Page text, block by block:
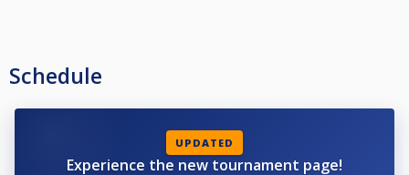
Schedule
UPDATED
Experience the new tournament page!